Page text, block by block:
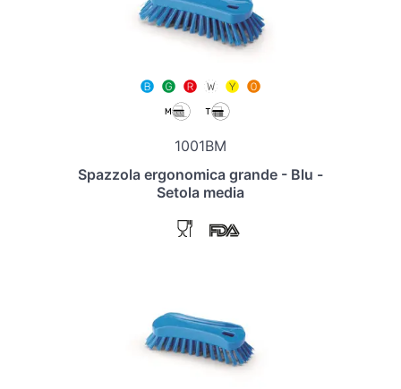
1001BM
Spazzola ergonomica grande - Blu -
Setola media